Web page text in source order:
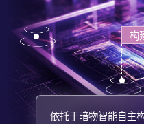
以智能社会治理、智
构